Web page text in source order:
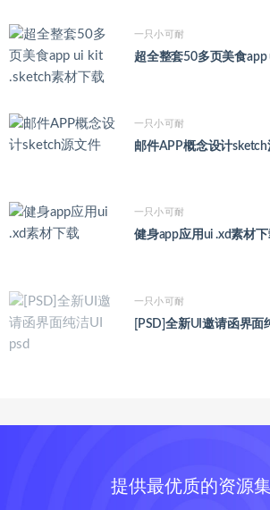
一只小可耐
超全整套50多页美食app
一只小可耐
邮件APP概念设计
一只小可耐
健身app应用ui .xd素材
一只小可耐
[PSD]全新UI邀请函界面
提供最优质的资源